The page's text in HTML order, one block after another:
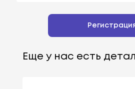
Еще у нас есть